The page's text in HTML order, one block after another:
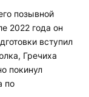
позывной
2022 года он
вступил
Гречиха
покинул
по